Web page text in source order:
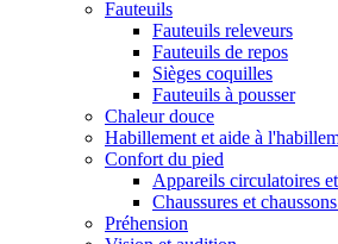
Fauteuils
Fauteuils releveurs
Fauteuils de repos
Sièges coquilles
Fauteuils à pousser
Chaleur douce
Habillement et aide à
Confort du pied
Appareils circulatoires
Chaussures et
Préhension